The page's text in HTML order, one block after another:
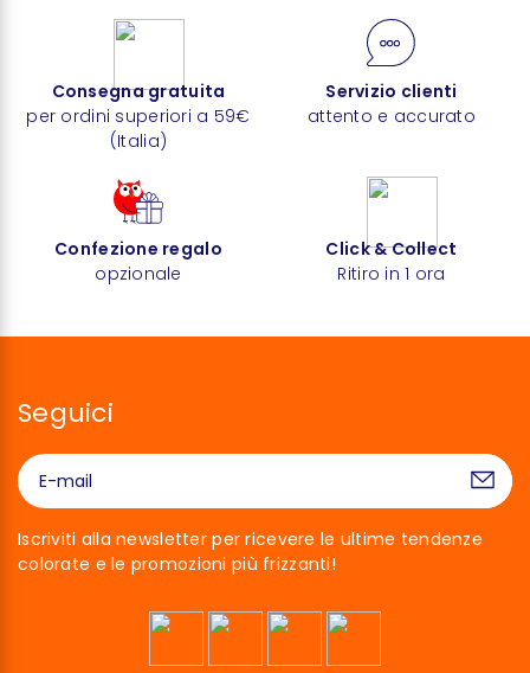
Consegna gratuita
per ordini superiori a 59€
(Italia)
Servizio clienti
attento e accurato
Confezione regalo
opzionale
Click & Collect
Ritiro in 1 ora
Seguici
Iscriviti alla newsletter per ricevere le ultime tendenze
colorate e le promozioni più frizzanti!